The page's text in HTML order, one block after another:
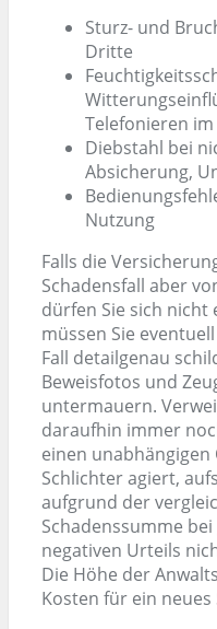
Sturz- und
Dritte
Telefonieren im
Diebstahl bei
Absicherung,
Nutzung
Falls die
Schadensfall aber
dürfen Sie sich
müssen Sie
Fall detailgenau
Beweisfotos und
untermauern.
daraufhin immer
einen
Schlichter agiert,
aufgrund der
Schadenssumme
negativen Urteils
Die Höhe der
Kosten für ein